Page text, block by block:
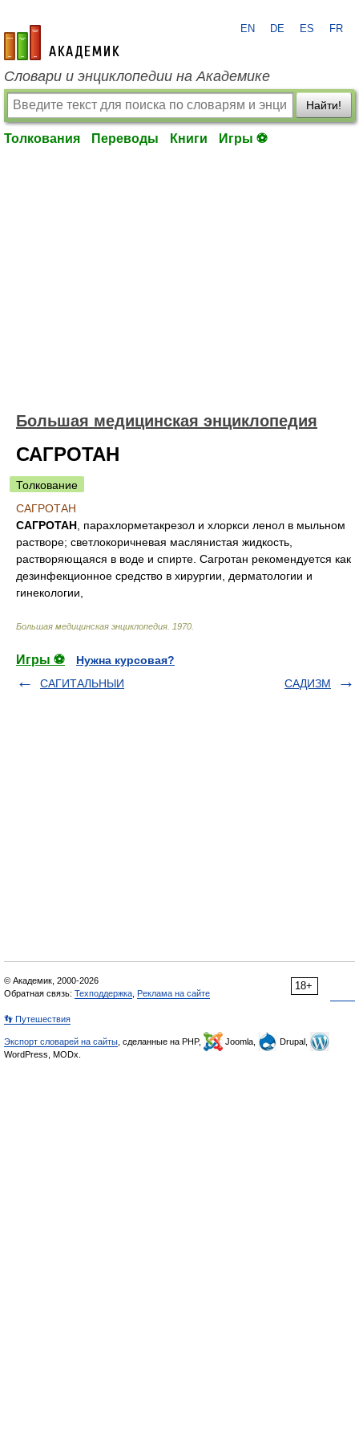
academic.ru
EN DE ES FR
Словари и энциклопедии на Академике
Найти!
Толкования Переводы Книги Игры ⚽
Большая медицинская энциклопедия
САГРОТАН
Толкование
САГРОТАН
САГРОТАН , парахлорметакрезол и хлоркси ленол в мыльном
растворе; светлокоричневая маслянистая жидкость,
растворяющаяся в воде и спирте. Сагротан рекомендуется как
дезинфекционное средство в хирургии, дерматологии и
гинекологии,
Большая медицинская энциклопедия 1970
Игры ⚽
Нужна курсовая?
САГИТАЛЬНЫИ
САДИЗМ
18+
© Академик, 2000-2026
Обратная связь: Техподдержка Реклама на сайте
👣 Путешествия
Экспорт словарей на сайты , сделанные на PHP, Joomla,
Drupal,
WordPress, MODx.